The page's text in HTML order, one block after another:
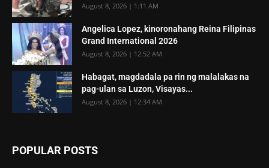
August 8, 2026 | 1:11 AM
Angelica Lopez, kinoronahang Reina Filipinas
Grand International 2026
August 8, 2026 | 12:52 AM
Habagat, magdadala pa rin ng malalakas na
pag-ulan sa Luzon, Visayas...
August 8, 2026 | 12:34 AM
POPULAR POSTS